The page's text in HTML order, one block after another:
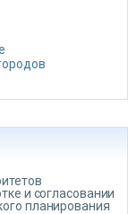
и согласовании
планирования